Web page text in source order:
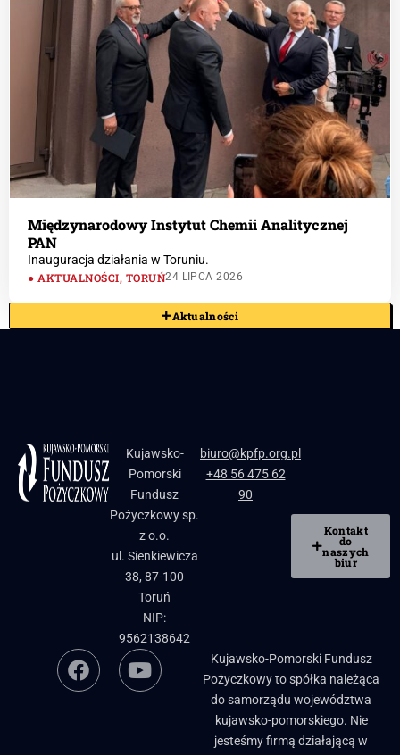
Międzynarodowy Instytut Chemii Analitycznej
PAN
Inauguracja działania w Toruniu.
AKTUALNOŚCI, TORUŃ24 LIPCA 2026
Aktualności
Kujawsko-
Pomorski
Fundusz
Pożyczkowy sp.
z o.o.
ul. Sienkiewicza
38, 87-100
Toruń
NIP:
9562138642
biuro@kpfp.org.pl
+48 56 475 62
90
Kontakt
do
naszych
biur
Kujawsko-Pomorski Fundusz
Pożyczkowy to spółka należąca
do samorządu województwa
kujawsko-pomorskiego. Nie
jesteśmy firmą działającą w